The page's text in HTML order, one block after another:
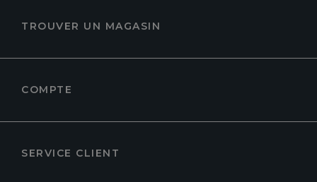
TROUVER UN MAGASIN
COMPTE
SERVICE CLIENT